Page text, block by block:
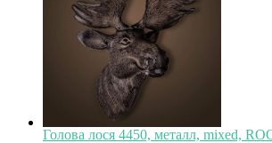
Голова лося 4450, металл, mixed,